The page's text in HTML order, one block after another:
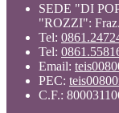
SEDE "DI
"ROZZI":
Tel:
Tel:
Email:
PEC:
C.F.: